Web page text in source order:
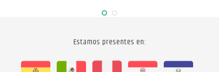
Estamos presentes en: